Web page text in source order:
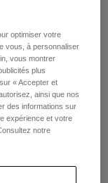
optimiser votre
vous, à personnaliser
vous montrer
plus
« Accepter et
ainsi que nos
des informations sur
expérience et votre
notre